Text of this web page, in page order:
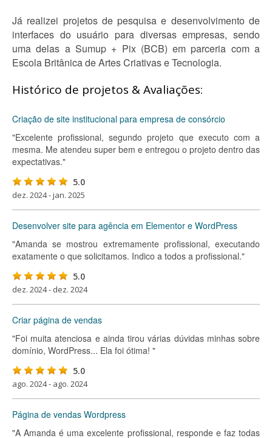
Já realizei projetos de pesquisa e desenvolvimento de
interfaces do usuário para diversas empresas, sendo
uma delas a Sumup + Pix (BCB) em parceria com a
Escola Britânica de Artes Criativas e Tecnologia.
Histórico de projetos & Avaliações:
Criação de site institucional para empresa de consórcio
"Excelente profissional, segundo projeto que executo com a
mesma. Me atendeu super bem e entregou o projeto dentro das
expectativas."
5.0
dez. 2024 - jan. 2025
Desenvolver site para agência em Elementor e WordPress
"Amanda se mostrou extremamente profissional, executando
exatamente o que solicitamos. Indico a todos a profissional."
5.0
dez. 2024 - dez. 2024
Criar página de vendas
"Foi muita atenciosa e ainda tirou várias dúvidas minhas sobre
domínio, WordPress... Ela foi ótima! "
5.0
ago. 2024 - ago. 2024
Página de vendas Wordpress
"A Amanda é uma excelente profissional, responde e faz todas